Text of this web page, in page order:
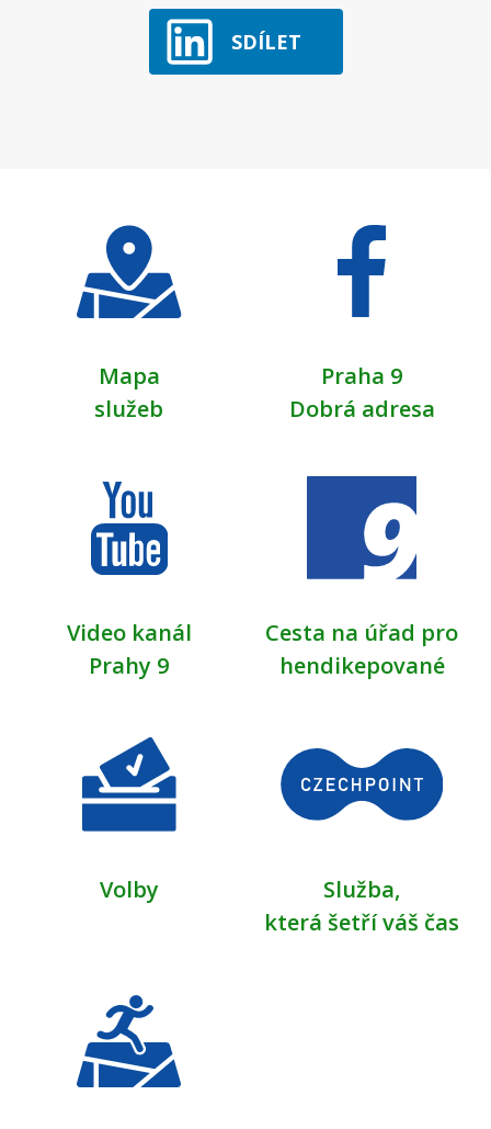
SDÍLET
Mapa
služeb
Praha 9
Dobrá adresa
Video kanál
Prahy 9
Cesta na úřad pro
hendikepované
Volby
Služba,
která šetří váš čas